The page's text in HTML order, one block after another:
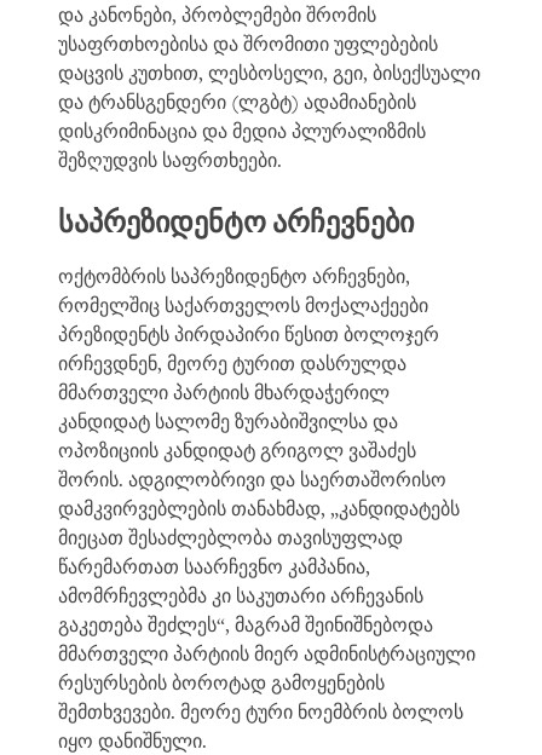
PURCHASE
და კანონები, პრობლემები შრომის
უსაფრთხოებისა და შრომითი უფლებების
დაცვის კუთხით, ლესბოსელი, გეი, ბისექსუალი
და ტრანსგენდერი (ლგბტ) ადამიანების
დისკრიმინაცია და მედია პლურალიზმის
შეზღუდვის საფრთხეები.
საპრეზიდენტო არჩევნები
ოქტომბრის საპრეზიდენტო არჩევნები,
რომელშიც საქართველოს მოქალაქეები
პრეზიდენტს პირდაპირი წესით ბოლოჯერ
ირჩევდნენ, მეორე ტურით დასრულდა
მმართველი პარტიის მხარდაჭერილ
კანდიდატ სალომე ზურაბიშვილსა და
ოპოზიციის კანდიდატ გრიგოლ ვაშაძეს
შორის. ადგილობრივი და საერთაშორისო
დამკვირვებლების თანახმად, „კანდიდატებს
მიეცათ შესაძლებლობა თავისუფლად
წარემართათ საარჩევნო კამპანია,
ამომრჩევლებმა კი საკუთარი არჩევანის
გაკეთება შეძლეს“, მაგრამ შეინიშნებოდა
მმართველი პარტიის მიერ ადმინისტრაციული
რესურსების ბოროტად გამოყენების
შემთხვევები. მეორე ტური ნოემბრის ბოლოს
იყო დანიშნული.